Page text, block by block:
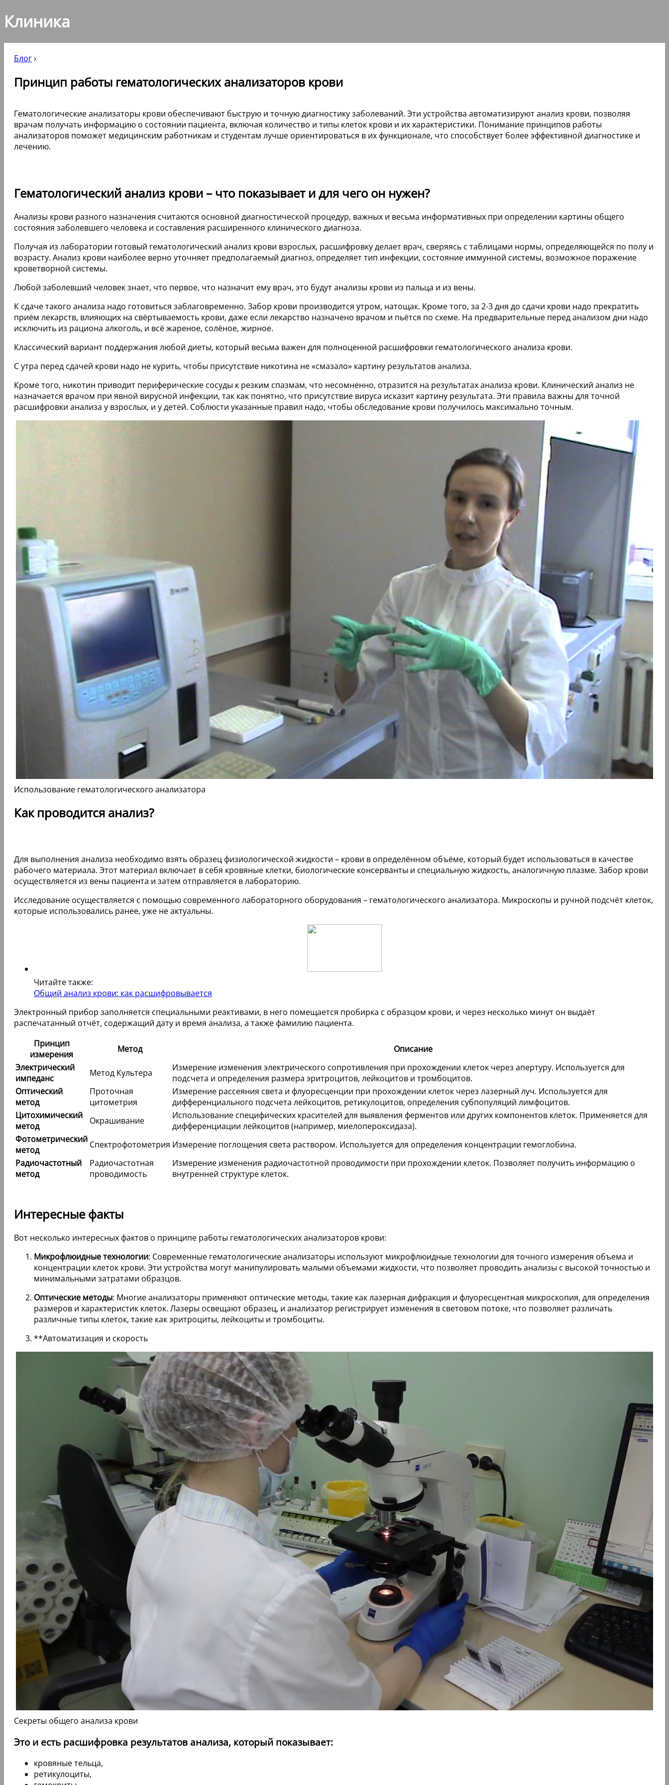
Клиника
Блог›
Принцип работы гематологических анализаторов крови
Гематологические анализаторы крови обеспечивают быструю и точную диагностику заболеваний. Эти устройства автоматизируют анализ крови, позволяя
врачам получать информацию о состоянии пациента, включая количество и типы клеток крови и их характеристики. Понимание принципов работы
анализаторов поможет медицинским работникам и студентам лучше ориентироваться в их функционале, что способствует более эффективной диагностике и
лечению.
Гематологический анализ крови – что показывает и для чего он нужен?
Анализы крови разного назначения считаются основной диагностической процедур, важных и весьма информативных при определении картины общего
состояния заболевшего человека и составления расширенного клинического диагноза.
Получая из лаборатории готовый гематологический анализ крови взрослых, расшифровку делает врач, сверяясь с таблицами нормы, определяющейся по полу и
возрасту. Анализ крови наиболее верно уточняет предполагаемый диагноз, определяет тип инфекции, состояние иммунной системы, возможное поражение
кроветворной системы.
Любой заболевший человек знает, что первое, что назначит ему врач, это будут анализы крови из пальца и из вены.
К сдаче такого анализа надо готовиться заблаговременно. Забор крови производится утром, натощак. Кроме того, за 2-3 дня до сдачи крови надо прекратить
приём лекарств, влияющих на свёртываемость крови, даже если лекарство назначено врачом и пьётся по схеме. На предварительные перед анализом дни надо
исключить из рациона алкоголь, и всё жареное, солёное, жирное.
Классический вариант поддержания любой диеты, который весьма важен для полноценной расшифровки гематологического анализа крови.
С утра перед сдачей крови надо не курить, чтобы присутствие никотина не «смазало» картину результатов анализа.
Кроме того, никотин приводит периферические сосуды к резким спазмам, что несомненно, отразится на результатах анализа крови. Клинический анализ не
назначается врачом при явной вирусной инфекции, так как понятно, что присутствие вируса исказит картину результата. Эти правила важны для точной
расшифровки анализа у взрослых, и у детей. Соблюсти указанные правил надо, чтобы обследование крови получилось максимально точным.
Использование гематологического анализатора
Как проводится анализ?
Для выполнения анализа необходимо взять образец физиологической жидкости – крови в определённом объёме, который будет использоваться в качестве
рабочего материала. Этот материал включает в себя кровяные клетки, биологические консерванты и специальную жидкость, аналогичную плазме. Забор крови
осуществляется из вены пациента и затем отправляется в лабораторию.
Исследование осуществляется с помощью современного лабораторного оборудования – гематологического анализатора. Микроскопы и ручной подсчёт клеток,
которые использовались ранее, уже не актуальны.
Читайте также:
Общий анализ крови: как расшифровывается
Электронный прибор заполняется специальными реактивами, в него помещается пробирка с образцом крови, и через несколько минут он выдаёт
распечатанный отчёт, содержащий дату и время анализа, а также фамилию пациента.
Принцип
измерения
Метод
Описание
Электрический
импеданс
Метод Культера
Измерение изменения электрического сопротивления при прохождении клеток через апертуру. Используется для
подсчета и определения размера эритроцитов, лейкоцитов и тромбоцитов.
Оптический
метод
Проточная
цитометрия
Измерение рассеяния света и флуоресценции при прохождении клеток через лазерный луч. Используется для
дифференциального подсчета лейкоцитов, ретикулоцитов, определения субпопуляций лимфоцитов.
Цитохимический
метод
Окрашивание
Использование специфических красителей для выявления ферментов или других компонентов клеток. Применяется для
дифференциации лейкоцитов (например, миелопероксидаза).
Фотометрический
метод
Спектрофотометрия Измерение поглощения света раствором. Используется для определения концентрации гемоглобина.
Радиочастотный
метод
Радиочастотная
проводимость
Измерение изменения радиочастотной проводимости при прохождении клеток. Позволяет получить информацию о
внутренней структуре клеток.
Интересные факты
Вот несколько интересных фактов о принципе работы гематологических анализаторов крови:
Микрофлюидные технологии: Современные гематологические анализаторы используют микрофлюидные технологии для точного измерения объема и
концентрации клеток крови. Эти устройства могут манипулировать малыми объемами жидкости, что позволяет проводить анализы с высокой точностью и
минимальными затратами образцов.
Оптические методы: Многие анализаторы применяют оптические методы, такие как лазерная дифракция и флуоресцентная микроскопия, для определения
размеров и характеристик клеток. Лазеры освещают образец, и анализатор регистрирует изменения в световом потоке, что позволяет различать
различные типы клеток, такие как эритроциты, лейкоциты и тромбоциты.
**Автоматизация и скорость
Секреты общего анализа крови
Это и есть расшифровка результатов анализа, который показывает:
кровяные тельца,
ретикулоциты,